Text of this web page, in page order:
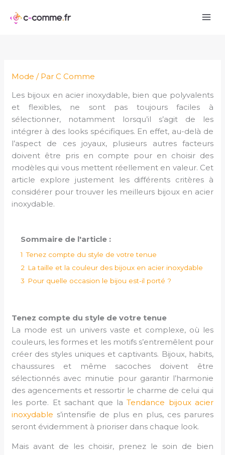
Mode / ParC Comme
Les bijoux en acier inoxydable, bien que polyvalents
et flexibles, ne sont pas toujours faciles à
sélectionner, notamment lorsqu’il s’agit de les
intégrer à des looks spécifiques. En effet, au-delà de
l’aspect de ces joyaux, plusieurs autres facteurs
doivent être pris en compte pour en choisir des
modèles qui vous mettent réellement en valeur. Cet
article explore justement les différents critères à
considérer pour trouver les meilleurs bijoux en acier
inoxydable.
Sommaire de l'article :
1 Tenez compte du style de votre tenue
2 La taille et la couleur des bijoux en acier inoxydable
3 Pour quelle occasion le bijou est-il porté ?
Tenez compte du style de votre tenue
La mode est un univers vaste et complexe, où les
couleurs, les formes et les motifs s’entremêlent pour
créer des styles uniques et captivants. Bijoux, habits,
chaussures et même sacoches doivent être
sélectionnés avec minutie pour garantir l’harmonie
des agencements et ressortir le charme de celui qui
les porte. Et sachant que laTendance bijoux acier
inoxydable s’intensifie de plus en plus, ces parures
seront évidemment à prioriser dans chaque look.
Mais avant de les choisir, prenez le soin de bien